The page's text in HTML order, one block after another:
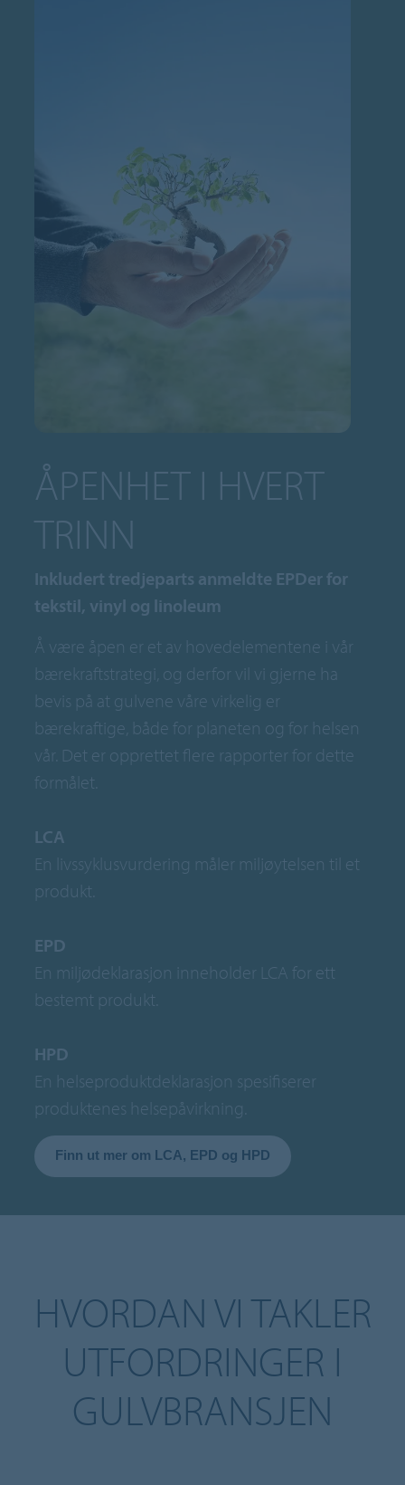
ÅPENHET I HVERT
TRINN
Inkludert tredjeparts anmeldte EPDer for
tekstil, vinyl og linoleum
Å være åpen er et av hovedelementene i vår
bærekraftstrategi, og derfor vil vi gjerne ha
bevis på at gulvene våre virkelig er
bærekraftige, både for planeten og for helsen
vår. Det er opprettet flere rapporter for dette
formålet.
LCA
En livssyklusvurdering måler miljøytelsen til et
produkt.
EPD
En miljødeklarasjon inneholder LCA for ett
bestemt produkt.
HPD
En helseproduktdeklarasjon spesifiserer
produktenes helsepåvirkning.
Finn ut mer om LCA, EPD og HPD
HVORDAN VI TAKLER
UTFORDRINGER I
GULVBRANSJEN